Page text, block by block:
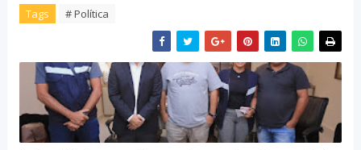
Tags # Política